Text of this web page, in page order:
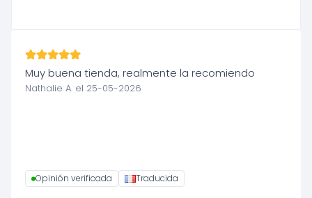
Muy buena tienda, realmente la recomiendo
Nathalie A. el 25-05-2026
Opinión verificada Traducida